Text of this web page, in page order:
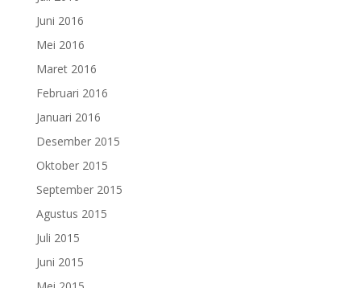
Juni 2016
Mei 2016
Maret 2016
Februari 2016
Januari 2016
Desember 2015
Oktober 2015
September 2015
Agustus 2015
Juli 2015
Juni 2015